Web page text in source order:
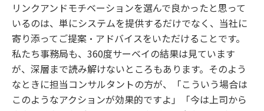
リンクアンドモチベーションを選んで良かったと思って
いるのは、単にシステムを提供するだけでなく、当社に
寄り添ってご提案・アドバイスをいただけることです。
私たち事務局も、360度サーベイの結果は見ています
が、深層まで読み解けないところもあります。そのよう
なときに担当コンサルタントの方が、「こういう場合は
このようなアクションが効果的ですよ」「今は上司から